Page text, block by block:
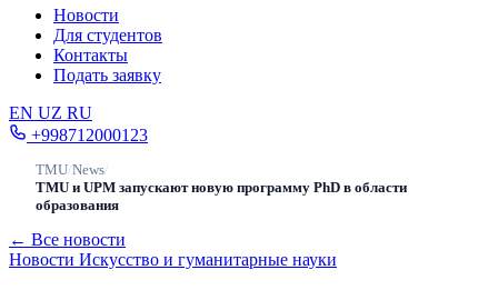
Новости
Для студентов
Контакты
Подать заявку
EN UZ RU
+998712000123
TMU/News/
TMU и UPM запускают новую программу PhD в области
образования
← Все новости
Новости Искусство и гуманитарные науки